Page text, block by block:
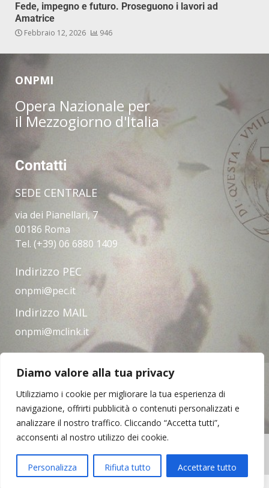
Diamo valore alla tua privacy
Utilizziamo i cookie per migliorare la tua esperienza di
navigazione, offrirti pubblicità o contenuti personalizzati e
analizzare il nostro traffico. Cliccando “Accetta tutti”,
acconsenti al nostro utilizzo dei cookie.
Personalizza Rifiuta tutto Accettare tutto
Fede, impegno e futuro. Proseguono i lavori ad
Amatrice
Febbraio 12, 2026 946
ONPMI
Opera Nazionale per
il Mezzogiorno d'Italia
Contatti
SEDE CENTRALE
via dei Pianellari, 7
00186 Roma
Tel. (+39) 06 6880 1409
Indirizzo PEC
onpmi@pec.it
Indirizzo MAIL
onpmi@mclink.it
Amministrazione trasparente
Privacy Policy
Note legali
Contatti
Mezzogiorno d'Italia